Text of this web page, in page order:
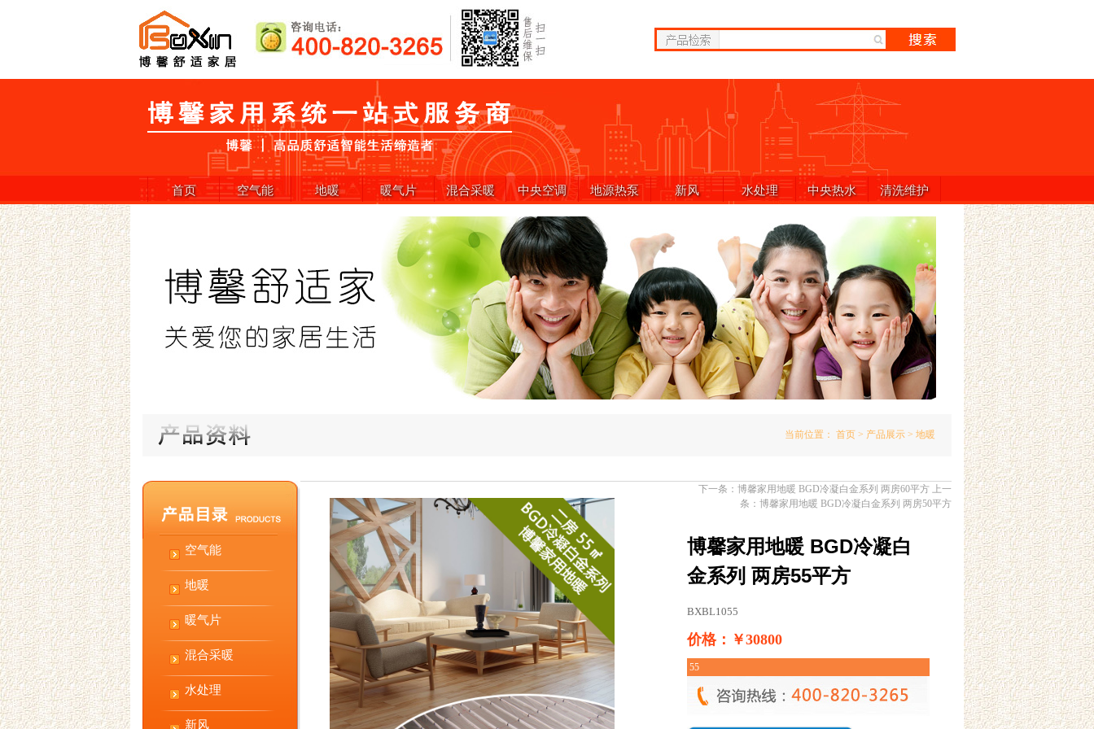
首页 空气能 地暖 暖气片 混合采暖 中央空调 地源热泵 新风 水处理 中央热水 清洗维护
当前位置： 首页 > 产品展示 > 地暖
空气能
地暖
暖气片
混合采暖
水处理
新风
下一条： 博馨家用地暖 BGD冷凝白金系列 两房60平方 上一
条： 博馨家用地暖 BGD冷凝白金系列 两房50平方
博馨家用地暖 BGD冷凝白
金系列 两房55平方
BXBL1055
价格：￥30800
55